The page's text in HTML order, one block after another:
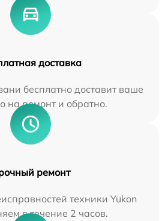
доставка
бесплатно доставит ваше
на ремонт и обратно.
ремонт
техники Yukon
в течение 2 часов.